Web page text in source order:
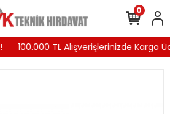
100.000 TL Alışverişlerinizde Kargo
0